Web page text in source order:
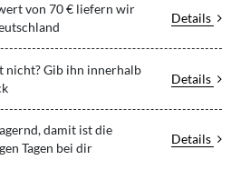
von 70 € liefern wir
Details
nicht? Gib ihn innerhalb
Details
damit ist die
Tagen bei dir
Details